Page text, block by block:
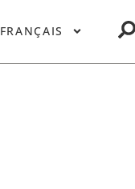
FRANÇAIS